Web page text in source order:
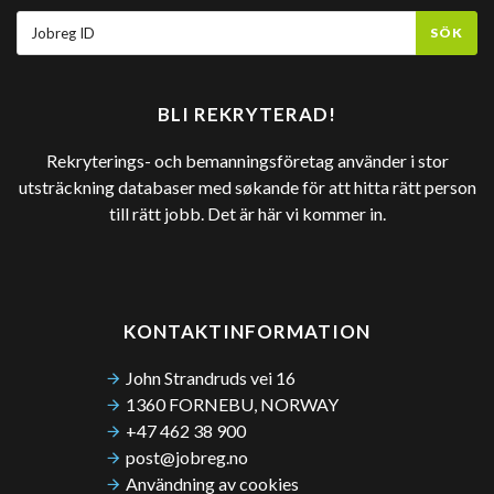
SÖK
BLI REKRYTERAD!
Rekryterings- och bemanningsföretag använder i stor
utsträckning databaser med søkande för att hitta rätt person
till rätt jobb. Det är här vi kommer in.
KONTAKTINFORMATION
John Strandruds vei 16
1360 FORNEBU, NORWAY
+47 462 38 900
post@jobreg.no
Användning av cookies